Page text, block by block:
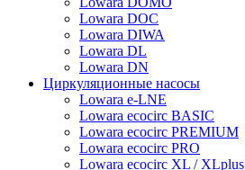
Lowara DOC
Lowara DIWA
Lowara DL
Lowara DN
Циркуляционные насосы
Lowara e-LNE
Lowara ecocirc BASIC
Lowara ecocirc PREMIUM
Lowara ecocirc PRO
Lowara ecocirc XL / XLplus